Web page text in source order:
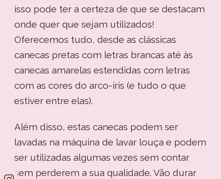
isso pode ter a certeza de que se destacam
onde quer que sejam utilizados!
Oferecemos tudo, desde as clássicas
canecas pretas com letras brancas até às
canecas amarelas estendidas com letras
com as cores do arco-íris (e tudo o que
estiver entre elas).
Além disso, estas canecas podem ser
lavadas na máquina de lavar louça e podem
ser utilizadas algumas vezes sem contar
sem perderem a sua qualidade. Vão durar